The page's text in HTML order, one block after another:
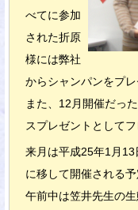
べてに参加
された折原
様には弊社
からシャンパンをプレ
また、12月開催だっ
スプレゼントとして
来月は平成25年1月
に移して開催される予
午前中は笠井先生の